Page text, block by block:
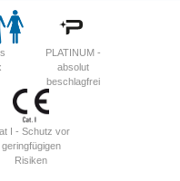
PLATINUM -
absolut
beschlagfrei
I - Schutz vor
geringfügigen
Risiken